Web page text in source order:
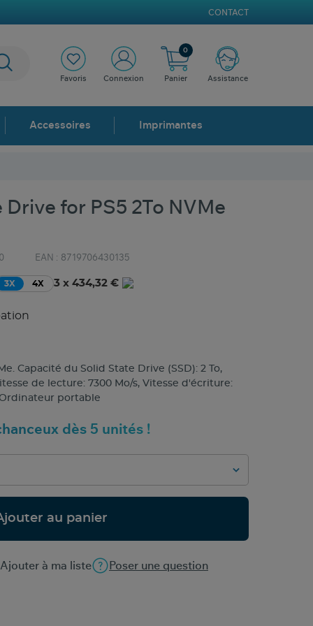
CONTACT
Favoris Connexion Panier
0
Assistance
Accessoires Imprimantes
Drive for PS5 2To NVMe
EAN : 8719706430135
3X 4X 3 x 434,32 €
Capacité du Solid State Drive (SSD): 2 To,
de lecture: 7300 Mo/s, Vitesse d'écriture:
portable
dès 5 unités !
au panier
Ajouter à ma liste Poser une question